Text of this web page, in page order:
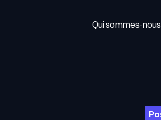
Qui sommes-